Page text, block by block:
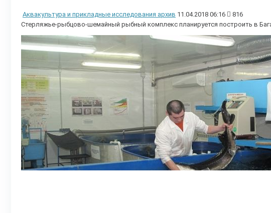
Аквакультура и прикладные исследования архив 11.04.2018 06:16
816
Стерляжье-рыбцово-шемайный рыбный комплекс планируется построить в